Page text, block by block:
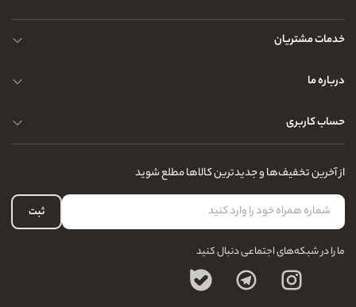
خدمات مشتریان
محصولات چرم
حریم خصوصی کاربران
درباره ما
تماس با ما
سوالات متداول
درباره ما
پرسش و پاسخ های متداول
مجله و بلاگ
حساب کاربری
لیست علاقه‌مندی
حساب کاربری
از آخرین تخفیف‌ها و جدیدترین کالاها مطلع شوید
ثبت
ما را در شبکه‌های اجتماعی دنبال کنید